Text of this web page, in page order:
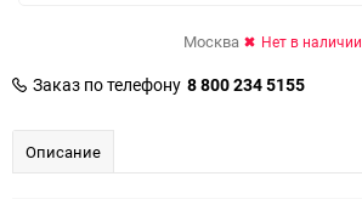
Москва Нет в наличии
Заказ по телефону 8 800 234 5155
Описание